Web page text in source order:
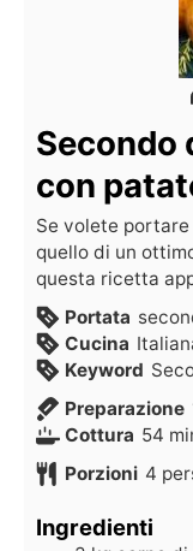
Secondo
con
Se volete
quello di un
questa ricetta
Portata
Cucina
Keyword
Preparazione
Cottura 54
Porzioni 4
Ingredienti